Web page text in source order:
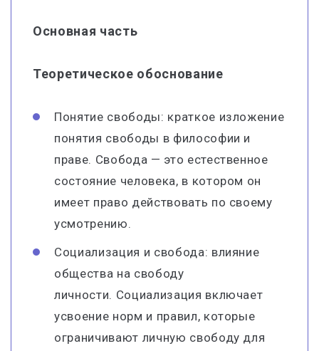
Основная часть
Теоретическое обоснование
Понятие свободы: краткое изложение
понятия свободы в философии и
праве. Свобода — это естественное
состояние человека, в котором он
имеет право действовать по своему
усмотрению.
Социализация и свобода: влияние
общества на свободу
личности. Социализация включает
усвоение норм и правил, которые
ограничивают личную свободу для